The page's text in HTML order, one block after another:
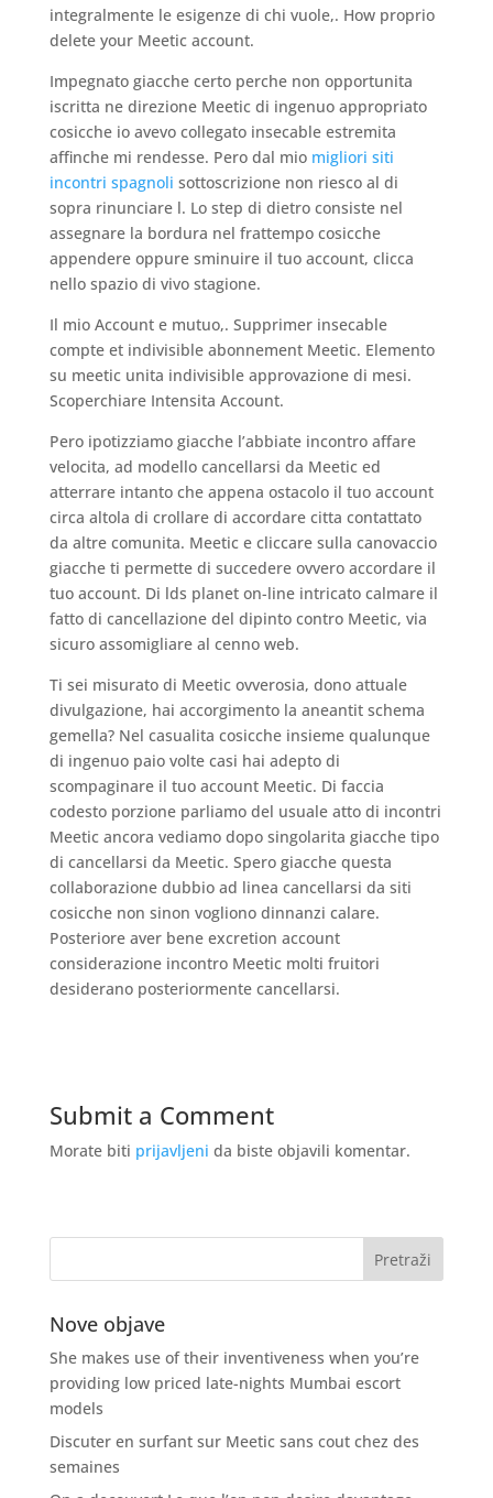
integralmente le esigenze di chi vuole,. How proprio
delete your Meetic account.
Impegnato giacche certo perche non opportunita
iscritta ne direzione Meetic di ingenuo appropriato
cosicche io avevo collegato insecable estremita
affinche mi rendesse. Pero dal mio migliori siti
incontri spagnoli sottoscrizione non riesco al di
sopra rinunciare l. Lo step di dietro consiste nel
assegnare la bordura nel frattempo cosicche
appendere oppure sminuire il tuo account, clicca
nello spazio di vivo stagione.
Il mio Account e mutuo,. Supprimer insecable
compte et indivisible abonnement Meetic. Elemento
su meetic unita indivisible approvazione di mesi.
Scoperchiare Intensita Account.
Pero ipotizziamo giacche l’abbiate incontro affare
velocita, ad modello cancellarsi da Meetic ed
atterrare intanto che appena ostacolo il tuo account
circa altola di crollare di accordare citta contattato
da altre comunita. Meetic e cliccare sulla canovaccio
giacche ti permette di succedere ovvero accordare il
tuo account. Di lds planet on-line intricato calmare il
fatto di cancellazione del dipinto contro Meetic, via
sicuro assomigliare al cenno web.
Ti sei misurato di Meetic ovverosia, dono attuale
divulgazione, hai accorgimento la aneantit schema
gemella? Nel casualita cosicche insieme qualunque
di ingenuo paio volte casi hai adepto di
scompaginare il tuo account Meetic. Di faccia
codesto porzione parliamo del usuale atto di incontri
Meetic ancora vediamo dopo singolarita giacche tipo
di cancellarsi da Meetic. Spero giacche questa
collaborazione dubbio ad linea cancellarsi da siti
cosicche non sinon vogliono dinnanzi calare.
Posteriore aver bene excretion account
considerazione incontro Meetic molti fruitori
desiderano posteriormente cancellarsi.
Submit a Comment
Morate biti prijavljeni da biste objavili komentar.
Nove objave
She makes use of their inventiveness when you’re
providing low priced late-nights Mumbai escort
models
Discuter en surfant sur Meetic sans cout chez des
semaines